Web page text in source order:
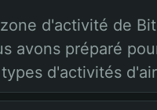
d'activité de
avons préparé
d'activités